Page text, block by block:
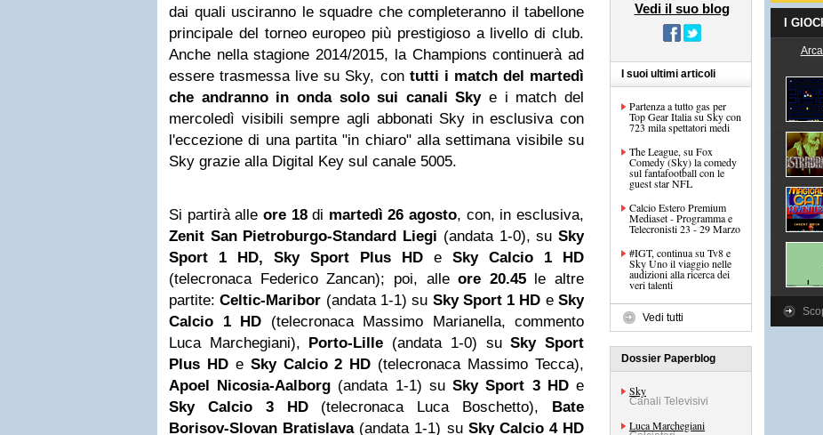
dai quali usciranno le squadre che completeranno il tabellone
principale del torneo europeo più prestigioso a livello di club.
Anche nella stagione 2014/2015, la Champions continuerà ad
essere trasmessa live su Sky, con tutti i match del martedì
che andranno in onda solo sui canali Skye i match del
mercoledì visibili sempre agli abbonati Sky in esclusiva con
l'eccezione di una partita "in chiaro" alla settimana visibile su
Sky grazie alla Digital Key sul canale 5005.
Si partirà alle ore 18di martedì 26 agosto, con, in esclusiva,
Zenit San Pietroburgo-Standard Liegi (andata 1-0), suSky
Sport 1 HD, Sky Sport Plus HD e Sky Calcio 1 HD
(telecronaca Federico Zancan); poi, alleore 20.45le altre
partite: Celtic-Maribor (andata 1-1) su Sky Sport 1 HD eSky
Calcio 1 HD (telecronaca Massimo Marianella, commento
Luca Marchegiani), Porto-Lille (andata 1-0) suSky Sport
Plus HDe Sky Calcio 2 HD (telecronaca Massimo Tecca),
Apoel Nicosia-Aalborg (andata 1-1) suSky Sport 3 HDe
Sky Calcio 3 HD (telecronaca Luca Boschetto), Bate
Borisov-Slovan Bratislava(andata 1-1) su Sky Calcio 4 HD
Vedi il suo blog
I suoi ultimi articoli
Partenza a tutto gas per
Top Gear Italia su Sky con
723 mila spettatori medi
The League, su Fox
Comedy (Sky) la comedy
sul fantafootball con le
guest star NFL
Calcio Estero Premium
Mediaset - Programma e
Telecronisti 23 - 29 Marzo
#IGT, continua su Tv8 e
Sky Uno il viaggio nelle
audizioni alla ricerca dei
veri talenti
Vedi tutti
Dossier Paperblog
Sky
Canali Televisivi
Luca Marchegiani
I